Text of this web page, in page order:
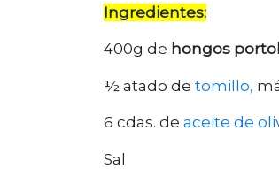
Ingredientes:
400g de hongos
½ atado de tomillo,
6 cdas. de aceite de
Sal